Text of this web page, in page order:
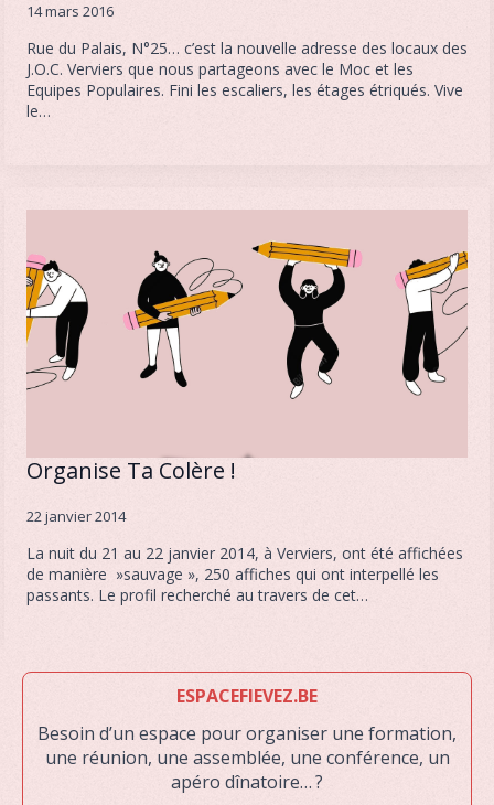
14 mars 2016
Rue du Palais, N°25… c’est la nouvelle adresse des locaux des
J.O.C. Verviers que nous partageons avec le Moc et les
Equipes Populaires. Fini les escaliers, les étages étriqués. Vive
le…
Organise Ta Colère !
22 janvier 2014
La nuit du 21 au 22 janvier 2014, à Verviers, ont été affichées
de manière »sauvage », 250 affiches qui ont interpellé les
passants. Le profil recherché au travers de cet…
ESPACEFIEVEZ.BE
Besoin d’un espace pour organiser une formation,
une réunion, une assemblée, une conférence, un
apéro dînatoire… ?